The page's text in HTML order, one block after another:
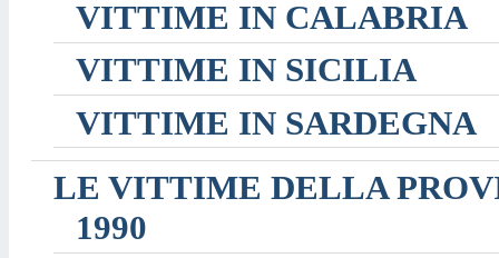
VITTIME IN CALABRIA
VITTIME IN SICILIA
VITTIME IN SARDEGNA
LE VITTIME DELLA
1990